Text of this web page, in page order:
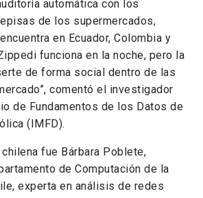
automática con los
de los supermercados,
en Ecuador, Colombia y
funciona en la noche, pero la
de forma social dentro de las
comentó el investigador
de Fundamentos de los Datos de
(IMFD).
fue Bárbara Poblete,
de Computación de la
experta en análisis de redes